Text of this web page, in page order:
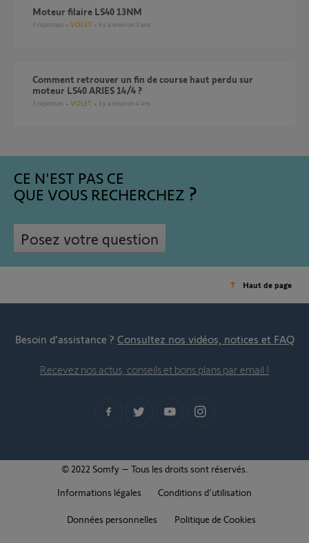
Moteur filaire LS40 13NM
3 réponses VOLET il y a environ 3 ans
comment retrouver un fin de course haut perdu sur
moteur LS40 ARIES 14/4 ?
3 réponses VOLET il y a environ 4 ans
CE N'EST PAS CE
QUE VOUS RECHERCHEZ
Posez votre question
Haut de page
Besoin d’assistance ? Consultez nos vidéos, notices et FAQ
Recevez nos actus, conseils et bons plans par email !
© 2022 Somfy – Tous les droits sont réservés.
Informations légales
Conditions d'utilisation
Données personnelles Politique de Cookies